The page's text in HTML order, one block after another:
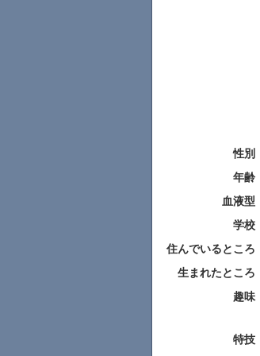
性別
年齢
血液型
学校
住んでいるところ
生まれたところ
趣味
特技